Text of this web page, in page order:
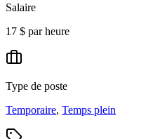
Salaire
17 $ par heure
Type de poste
Temporaire, Temps plein